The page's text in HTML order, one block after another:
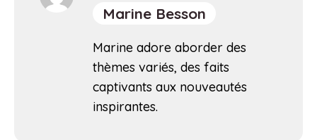
Marine Besson
Marine adore aborder des
thèmes variés, des faits
captivants aux nouveautés
inspirantes.